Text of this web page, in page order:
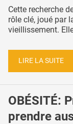
Cette recherche
rôle clé, joué par
vieillissement.
LIRE LA SUITE
OBÉSITÉ:
prendre